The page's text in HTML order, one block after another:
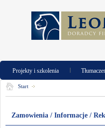
Projekty i szkolenia |
Start
Zamowienia / Informacje /